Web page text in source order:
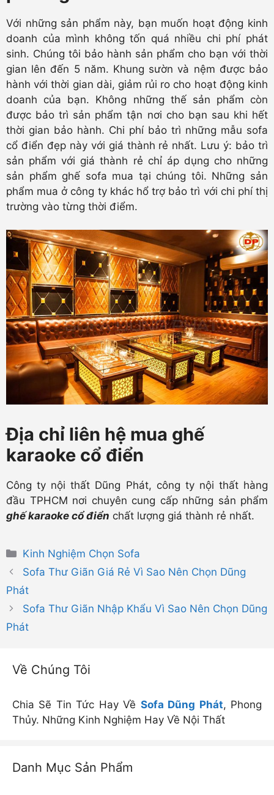
Với những sản phẩm này, bạn muốn hoạt động kinh
doanh của mình không tốn quá nhiều chi phí phát
sinh. Chúng tôi bảo hành sản phẩm cho bạn với thời
gian lên đến 5 năm. Khung sườn và nệm được bảo
hành với thời gian dài, giảm rủi ro cho hoạt động kinh
doanh của bạn. Không những thế sản phẩm còn
được bảo trì sản phẩm tận nơi cho bạn sau khi hết
thời gian bảo hành. Chi phí bảo trì những mẫu sofa
cổ điển đẹp này với giá thành rẻ nhất. Lưu ý: bảo trì
sản phẩm với giá thành rẻ chỉ áp dụng cho những
sản phẩm ghế sofa mua tại chúng tôi. Những sản
phẩm mua ở công ty khác hổ trợ bảo trì với chi phí thị
trường vào từng thời điểm.
Địa chỉ liên hệ mua ghế
karaoke cổ điển
Công ty nội thất Dũng Phát, công ty nội thất hàng
đầu TPHCM nơi chuyên cung cấp những sản phẩm
ghế karaoke cổ điển chất lượng giá thành rẻ nhất.
Danh
mục
Kinh Nghiệm Chọn Sofa
Sofa Thư Giãn Giá Rẻ Vì Sao Nên Chọn Dũng
Phát
Sofa Thư Giãn Nhập Khẩu Vì Sao Nên Chọn Dũng
Phát
Về Chúng Tôi
Chia Sẽ Tin Tức Hay Về Sofa Dũng Phát, Phong
Thủy. Những Kinh Nghiệm Hay Về Nội Thất
Danh Mục Sản Phẩm